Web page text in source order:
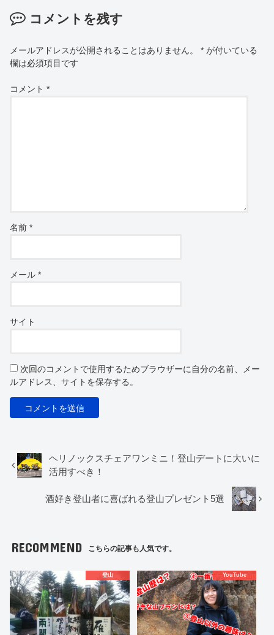
コメントを残す
メールアドレスが公開されることはありません。 * が付いている
欄は必須項目です
コメント*
名前*
メール*
サイト
次回のコメントで使用するためブラウザーに自分の名前、メー
ルアドレス、サイトを保存する。
ヘリノックスチェアワンミニ！登山デートに大いに
活用すべき！
酒好き登山者に喜ばれる登山プレゼント5選
RECOMMEND こちらの記事も人気です。
登山 YouTube